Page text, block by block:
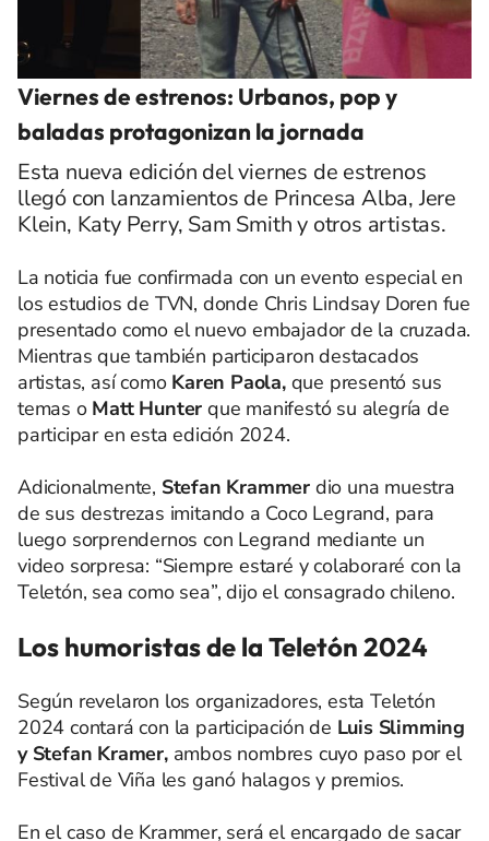
Viernes de estrenos: Urbanos, pop y
baladas protagonizan la jornada
Esta nueva edición del viernes de estrenos
llegó con lanzamientos de Princesa Alba, Jere
Klein, Katy Perry, Sam Smith y otros artistas.
La noticia fue confirmada con un evento especial en
los estudios de TVN, donde Chris Lindsay Doren fue
presentado como el nuevo embajador de la cruzada.
Mientras que también participaron destacados
artistas, así como Karen Paola,que presentó sus
temas o Matt Hunter que manifestó su alegría de
participar en esta edición 2024.
Adicionalmente, Stefan Krammer dio una muestra
de sus destrezas imitando a Coco Legrand, para
luego sorprendernos con Legrand mediante un
video sorpresa: “Siempre estaré y colaboraré con la
Teletón, sea como sea”, dijo el consagrado chileno.
Los humoristas de la Teletón 2024
Según revelaron los organizadores, esta Teletón
2024 contará con la participación de Luis Slimming
y Stefan Kramer,ambos nombres cuyo paso por el
Festival de Viña les ganó halagos y premios.
En el caso de Krammer, será el encargado de sacar